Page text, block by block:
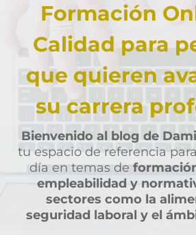
Formación
Calidad para
que quieren
su carrera
Bienvenido al blog de
tu espacio de referencia
día en temas de
empleabilidad y
sectores como la
seguridad laboral y el